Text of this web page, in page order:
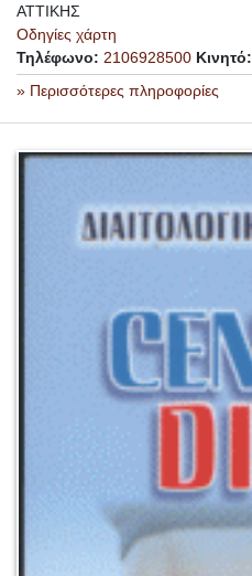
ΑΤΤΙΚΗΣ
Οδηγίες χάρτη
Τηλέφωνο: 2106928500 Κινητό:
» Περισσότερες πληροφορίες